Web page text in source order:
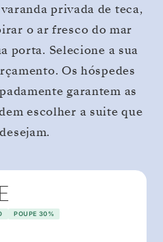
privada de teca,
o ar fresco do mar
porta. Selecione a sua
Os hóspedes
garantem as
escolher a suite que
POUPE 30%